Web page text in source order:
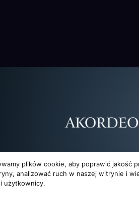
plików cookie, aby poprawić jakość
analizować ruch w naszej witrynie i
użytkownicy.